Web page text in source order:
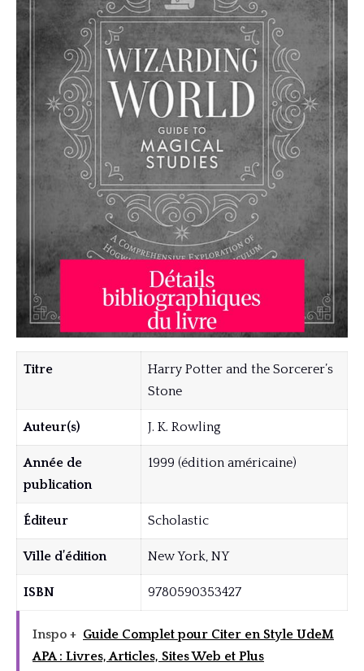
Titre
Harry Potter and the Sorcerer’s
Stone
Auteur(s) J. K. Rowling
Année de
publication
1999 (édition américaine)
Éditeur Scholastic
Ville d’édition New York, NY
ISBN 9780590353427
Inspo + Guide Complet pour Citer en Style UdeM
APA : Livres, Articles, Sites Web et Plus